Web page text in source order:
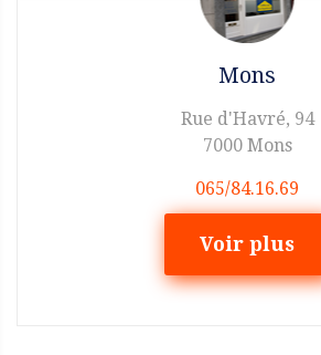
Mons
Rue d'Havré, 94
7000 Mons
065/84.16.69
Voir plus